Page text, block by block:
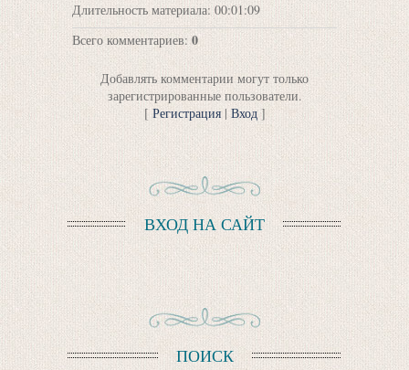
Длительность материала: 00:01:09
Всего комментариев:0
Добавлять комментарии могут только
зарегистрированные пользователи.
[ Регистрация| Вход]
ВХОД НА САЙТ
ПОИСК